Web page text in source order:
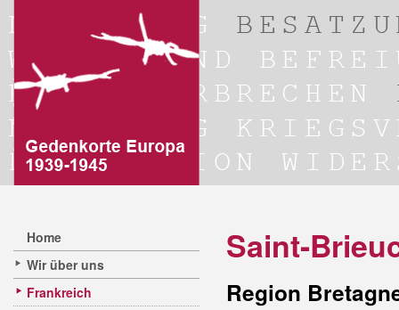
Home
Wir über uns
Frankreich
Saint-
Region